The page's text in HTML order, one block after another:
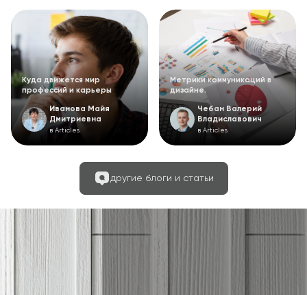
Куда движется мир
профессий и карьеры
Иванова Майя
Дмитриевна
в Articles
Метрики коммуникаций в
дизайне.
Чебан Валерий
Владиславович
в Articles
другие блоги и статьи